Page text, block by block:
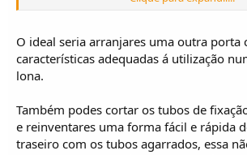
O ideal seria arranjares uma outra porta
características adequadas á utilização
lona.
Também podes cortar os tubos de
e reinventares uma forma fácil e rápida
traseiro com os tubos agarrados, essa